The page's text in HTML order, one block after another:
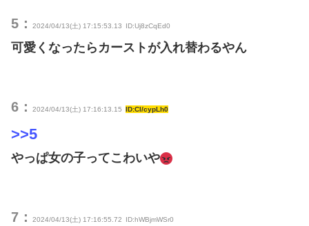
5： 2024/04/13(土) 17:15:53.13 ID:Uj8zCqEd0
可愛くなったらカーストが入れ替わるやん
6： 2024/04/13(土) 17:16:13.15 ID:Cl/cypLh0
>>5
やっぱ女の子ってこわいや
7： 2024/04/13(土) 17:16:55.72 ID:hWBjmWSr0